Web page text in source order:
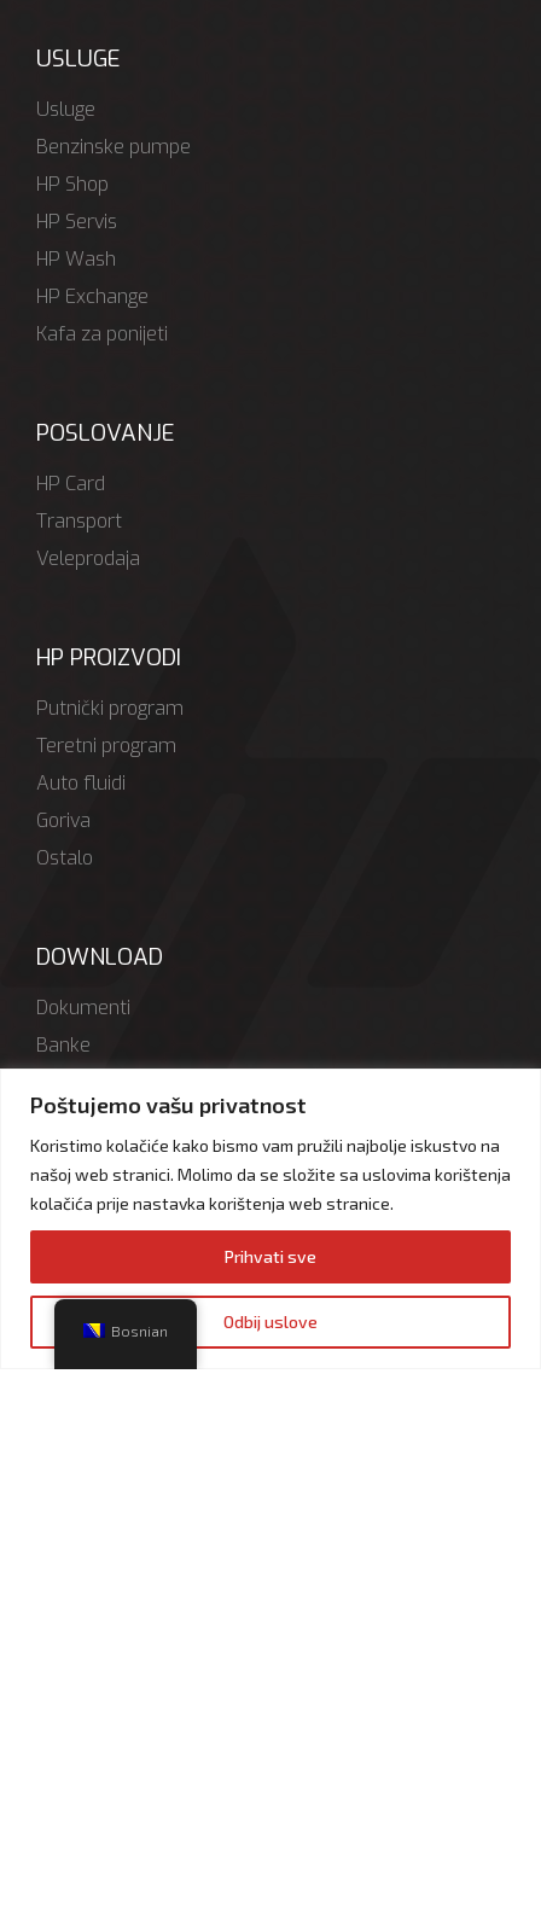
Poštujemo vašu privatnost
Koristimo kolačiće kako bismo vam pružili najbolje iskustvo na
našoj web stranici. Molimo da se složite sa uslovima korištenja
kolačića prije nastavka korištenja web stranice.
Odbij uslove
Prihvati sve
USLUGE
Usluge
Benzinske pumpe
HP Shop
HP Servis
HP Wash
HP Exchange
Kafa za ponijeti
POSLOVANJE
HP Card
Transport
Veleprodaja
HP PROIZVODI
Putnički program
Teretni program
Auto fluidi
Goriva
Ostalo
DOWNLOAD
Dokumenti
Banke
MOBILNE APLIKACIJE
Preuzmite HIFA PETROL mobilnu aplikaciju te lakše imajte
Bosnian